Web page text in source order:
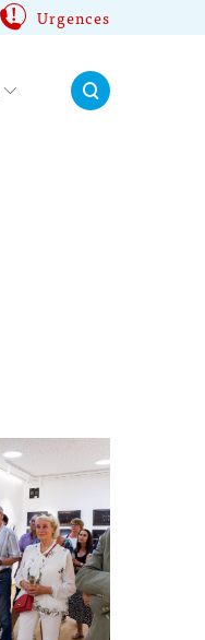
Urgences
Rechercher: